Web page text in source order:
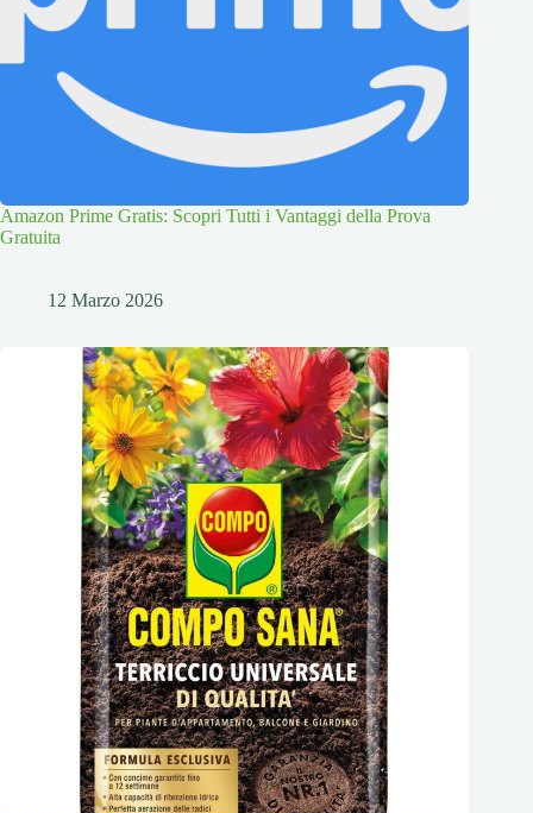
Amazon Prime Gratis: Scopri Tutti i Vantaggi della Prova
Gratuita
12 Marzo 2026